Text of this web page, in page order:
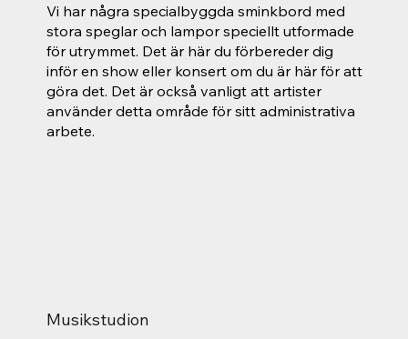
Vi har några specialbyggda sminkbord med
stora speglar och lampor speciellt utformade
för utrymmet. Det är här du förbereder dig
inför en show eller konsert om du är här för att
göra det. Det är också vanligt att artister
använder detta område för sitt administrativa
arbete.
Musikstudion